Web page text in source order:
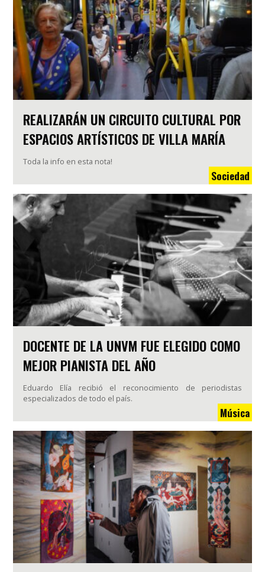
REALIZARÁN UN CIRCUITO CULTURAL POR
ESPACIOS ARTÍSTICOS DE VILLA MARÍA
Toda la info en esta nota!
Sociedad
DOCENTE DE LA UNVM FUE ELEGIDO COMO
MEJOR PIANISTA DEL AÑO
Eduardo Elía recibió el reconocimiento de periodistas
especializados de todo el país.
Música